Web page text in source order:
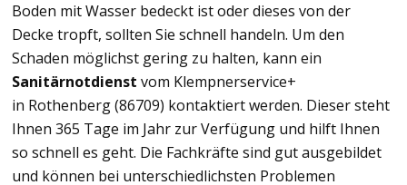
Boden mit Wasser bedeckt ist oder dieses von der
Decke tropft, sollten Sie schnell handeln. Um den
Schaden möglichst gering zu halten, kann ein
Sanitärnotdienst vom Klempnerservice+
in Rothenberg (86709) kontaktiert werden. Dieser steht
Ihnen 365 Tage im Jahr zur Verfügung und hilft Ihnen
so schnell es geht. Die Fachkräfte sind gut ausgebildet
und können bei unterschiedlichsten Problemen